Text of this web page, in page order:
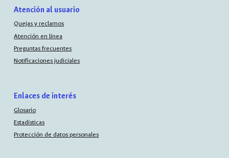
Atención al usuario
Quejas y reclamos
Atención en línea
Preguntas frecuentes
Notificaciones judiciales
Enlaces de interés
Glosario
Estadísticas
Protección de datos personales